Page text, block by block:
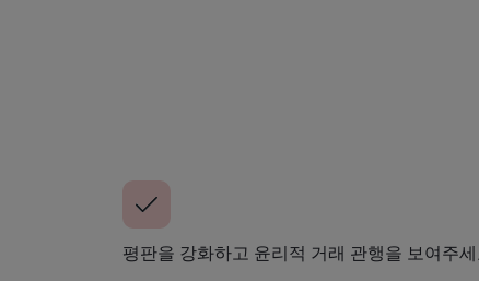
평판을 강화하고 윤리적 거래 관행을 보여주